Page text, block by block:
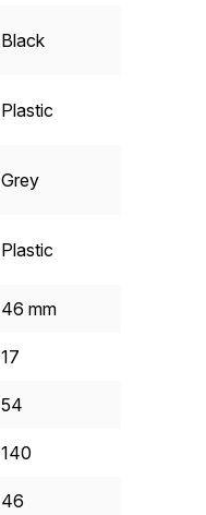
Black
Plastic
Grey
Plastic
46 mm
17
54
140
46